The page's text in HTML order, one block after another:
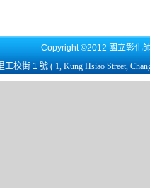
Copyright ©2012 國立彰化
工校街 1 號 ( 1, Kung Hsiao Street,